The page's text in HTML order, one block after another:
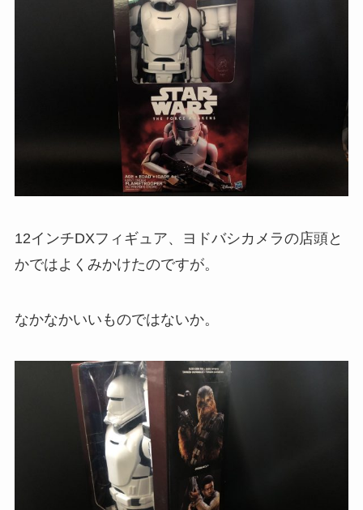
12インチDXフィギュア、ヨドバシカメラの店頭と
かではよくみかけたのですが。
なかなかいいものではないか。